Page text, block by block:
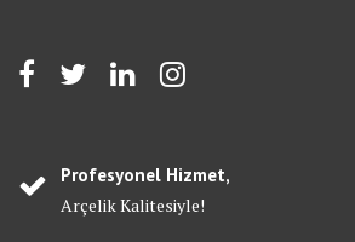
Profesyonel Hizmet,
Arçelik Kalitesiyle!